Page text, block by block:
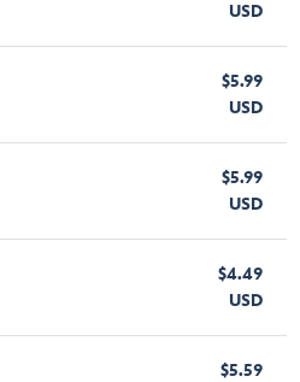
USD
$5.99
USD
$5.99
USD
$4.49
USD
$5.59